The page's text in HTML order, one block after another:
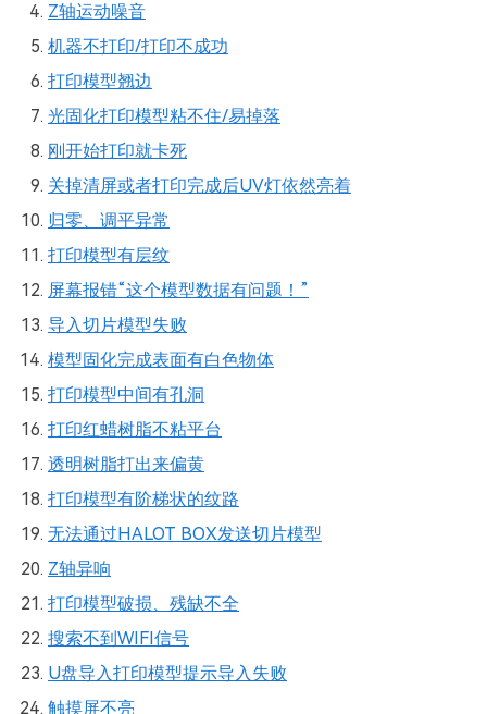
Z轴运动噪音
机器不打印/打印不成功
打印模型翘边
光固化打印模型粘不住/易掉落
刚开始打印就卡死
关掉清屏或者打印完成后UV灯依然亮着
归零、调平异常
打印模型有层纹
屏幕报错“这个模型数据有问题！”
导入切片模型失败
模型固化完成表面有白色物体
打印模型中间有孔洞
打印红蜡树脂不粘平台
透明树脂打出来偏黄
打印模型有阶梯状的纹路
无法通过HALOT BOX发送切片模型
Z轴异响
打印模型破损、残缺不全
搜索不到WIFI信号
U盘导入打印模型提示导入失败
触摸屏不亮